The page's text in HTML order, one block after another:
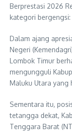
Berprestasi 2026
kategori bergengsi:
Dalam ajang
Negeri
Lombok Timur
mengungguli
Maluku Utara yang
Sementara itu,
tetangga dekat,
Tenggara Barat